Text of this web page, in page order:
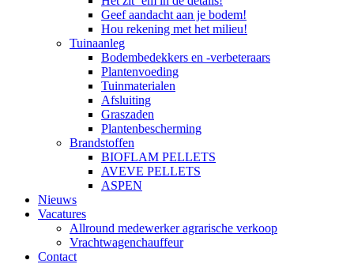
Geef aandacht aan je bodem!
Hou rekening met het milieu!
Tuinaanleg
Bodembedekkers en -verbeteraars
Plantenvoeding
Tuinmaterialen
Afsluiting
Graszaden
Plantenbescherming
Brandstoffen
BIOFLAM PELLETS
AVEVE PELLETS
ASPEN
Nieuws
Vacatures
Allround medewerker agrarische verkoop
Vrachtwagenchauffeur
Contact